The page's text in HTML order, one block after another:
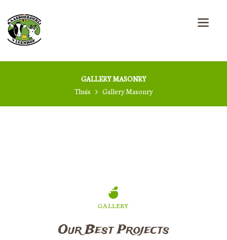
GALLERY MASONRY
Thuis
Gallery Masonry
GALLERY
Our Best Projects